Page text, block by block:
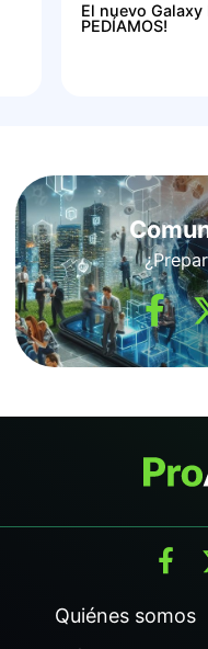
El nuevo Galaxy
PEDÍAMOS!
Quiénes somos